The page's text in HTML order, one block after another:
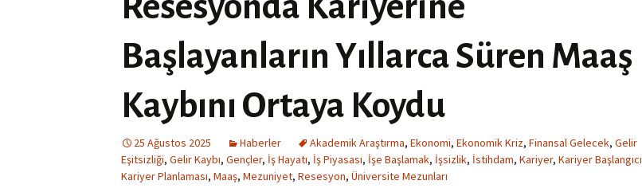
Başlayanların Yıllarca Süren Maaş
Kaybını Ortaya Koydu
25 Ağustos 2025 Haberler Akademik Araştırma, Ekonomi, Ekonomik Kriz, Finansal Gelecek, Gelir
Eşitsizliği, Gelir Kaybı, Gençler, İş Hayatı, İş Piyasası, İşe Başlamak, İşsizlik, İstihdam, Kariyer, Kariyer Başlangıcı
Kariyer Planlaması, Maaş, Mezuniyet, Resesyon, Üniversite Mezunları